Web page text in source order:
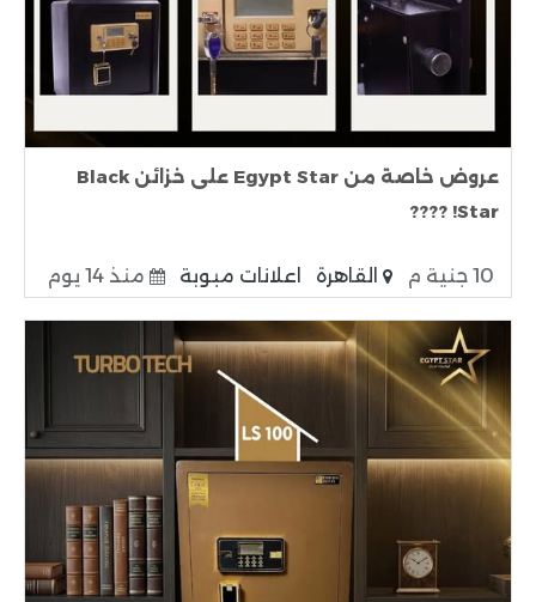
عروض خاصة من Egypt Star على خزائن Black
Star! ????
10 جنية م القاهرة اعلانات مبوبة منذ 14 يوم